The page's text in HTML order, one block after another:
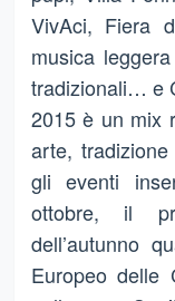
VivAci, Fiera
musica
tradizionali… e
2015 è un mix
arte,
gli eventi
ottobre, il
dell’autunno
Europeo delle